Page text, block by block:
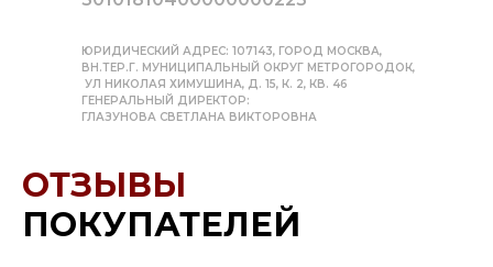
ЮРИДИЧЕСКИЙ АДРЕС: 107143, ГОРОД МОСКВА,
ВН.ТЕР.Г. МУНИЦИПАЛЬНЫЙ ОКРУГ МЕТРОГОРОДОК,
УЛ НИКОЛАЯ ХИМУШИНА, Д. 15, К. 2, КВ. 46
ГЕНЕРАЛЬНЫЙ ДИРЕКТОР:
ГЛАЗУНОВА СВЕТЛАНА ВИКТОРОВНА
ОТЗЫВЫ
ПОКУПАТЕЛЕЙ